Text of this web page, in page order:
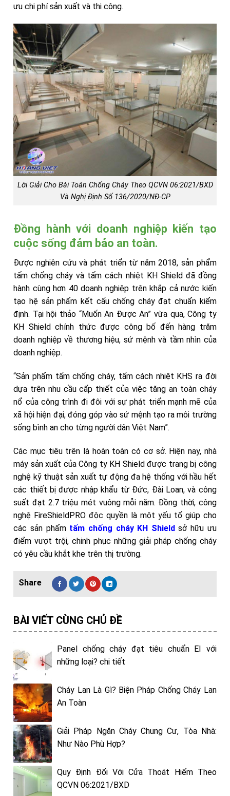
ưu chi phí sản xuất và thi công.
Lời Giải Cho Bài Toán Chống Cháy Theo QCVN 06:2021/BXD
Và Nghị Định Số 136/2020/NĐ-CP
Đồng hành với doanh nghiệp kiến tạo
cuộc sống đảm bảo an toàn.
Được nghiên cứu và phát triển từ năm 2018, sản phẩm
tấm chống cháy và tấm cách nhiệt KH Shield đã đồng
hành cùng hơn 40 doanh nghiệp trên khắp cả nước kiến
tạo hệ sản phẩm kết cấu chống cháy đạt chuẩn kiểm
định. Tại hội thảo “Muốn An Được An” vừa qua, Công ty
KH Shield chính thức được công bố đến hàng trăm
doanh nghiệp về thương hiệu, sứ mệnh và tầm nhìn của
doanh nghiệp.
“Sản phẩm tấm chống cháy, tấm cách nhiệt KHS ra đời
dựa trên nhu cầu cấp thiết của việc tăng an toàn cháy
nổ của công trình đi đôi với sự phát triển mạnh mẽ của
xã hội hiện đại, đóng góp vào sứ mệnh tạo ra môi trường
sống bình an cho từng người dân Việt Nam”.
Các mục tiêu trên là hoàn toàn có cơ sở. Hiện nay, nhà
máy sản xuất của Công ty KH Shield được trang bị công
nghệ kỹ thuật sản xuất tự động đa hệ thống với hầu hết
các thiết bị được nhập khẩu từ Đức, Đài Loan, và công
suất đạt 2.7 triệu mét vuông mỗi năm. Đồng thời, công
nghệ FireShieldPRO độc quyền là một yếu tố giúp cho
các sản phẩm tấm chống cháy KH Shieldsở hữu ưu
điểm vượt trội, chinh phục những giải pháp chống cháy
có yêu cầu khắt khe trên thị trường.
BÀI VIẾT CÙNG CHỦ ĐỀ
Panel chống cháy đạt tiêu chuẩn EI với
những loại? chi tiết
Cháy Lan Là Gì? Biện Pháp Chống Cháy Lan
An Toàn
Giải Pháp Ngăn Cháy Chung Cư, Tòa Nhà:
Như Nào Phù Hợp?
Quy Định Đối Với Cửa Thoát Hiểm Theo
QCVN 06:2021/BXD